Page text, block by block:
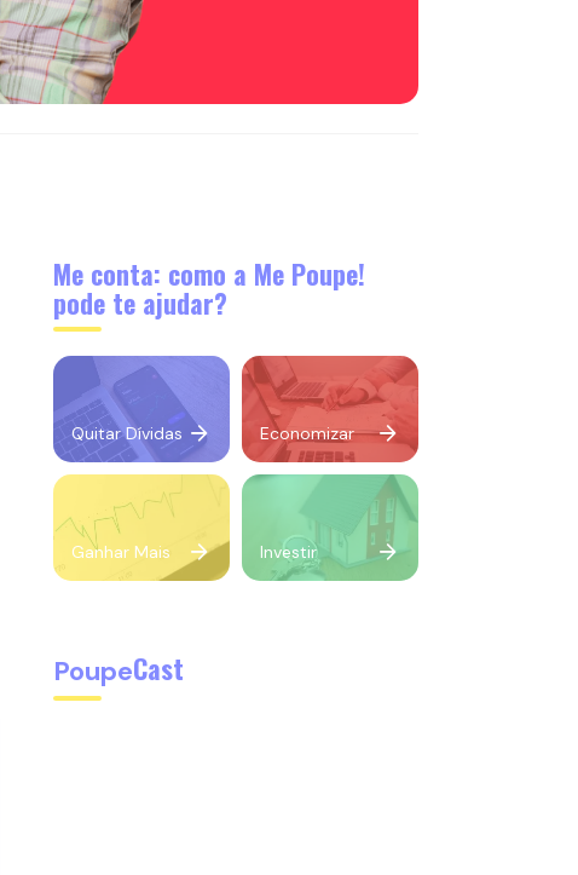
Me conta: como a Me Poupe!
pode te ajudar?
Quitar Dívidas Economizar
Ganhar Mais Investir
PoupeCast